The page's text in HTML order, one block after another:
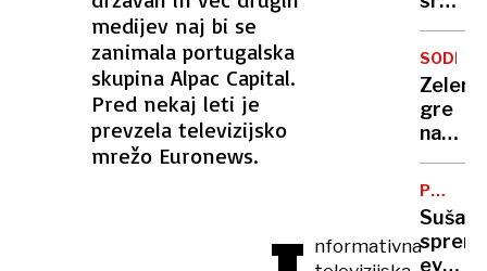
medijev naj bi se
zanimala portugalska
skupina Alpac Capital.
Pred nekaj leti je
prevzela televizijsko
mrežo Euronews.
nformativna
slog
noči
požgali
vas
na
bregu,
več
gre
na
obisk
k
Vučiću:
"To
je za
Suša